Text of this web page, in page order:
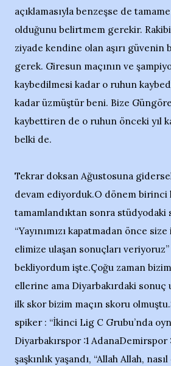
açıklamasıyla benzeşse de
olduğunu belirtmem gerekir.
ziyade kendine olan aşırı güvenin
gerek. Giresun maçının ve
kaybedilmesi kadar o ruhun
kadar üzmüştür beni. Bize
kaybettiren de o ruhun önceki yıl
belki de.
Tekrar doksan Ağustosuna
devam ediyorduk.O dönem birinci
tamamlandıktan sonra stüdyodaki
“Yayınımızı kapatmadan önce
elimize ulaşan sonuçları veriyoruz”
bekliyordum işte.Çoğu zaman
ellerine ama Diyarbakırdaki sonuç
ilk skor bizim maçın skoru
spiker : “İkinci Lig C Grubu’nda
Diyarbakırspor :1 AdanaDemirspor
şaşkınlık yaşandı, “Allah Allah,